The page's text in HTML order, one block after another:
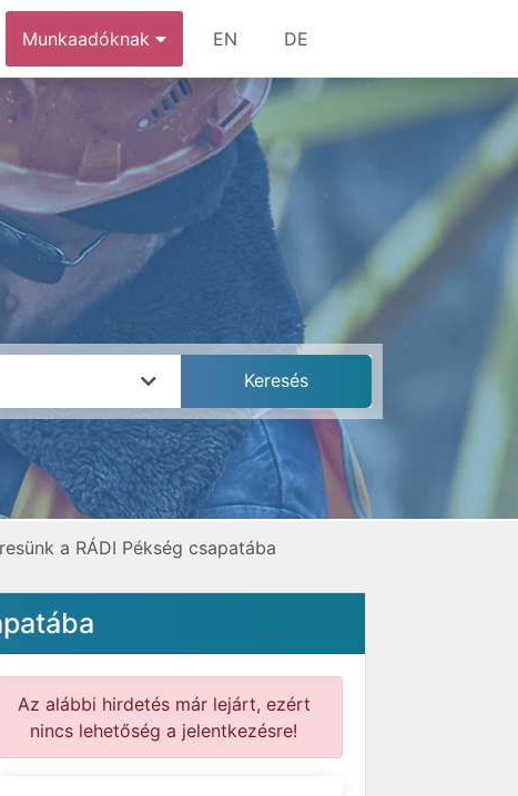
Munkaadóknak EN DE
a RÁDI Pékség csapatába
Az alábbi hirdetés már lejárt, ezért
nincs lehetőség a jelentkezésre!